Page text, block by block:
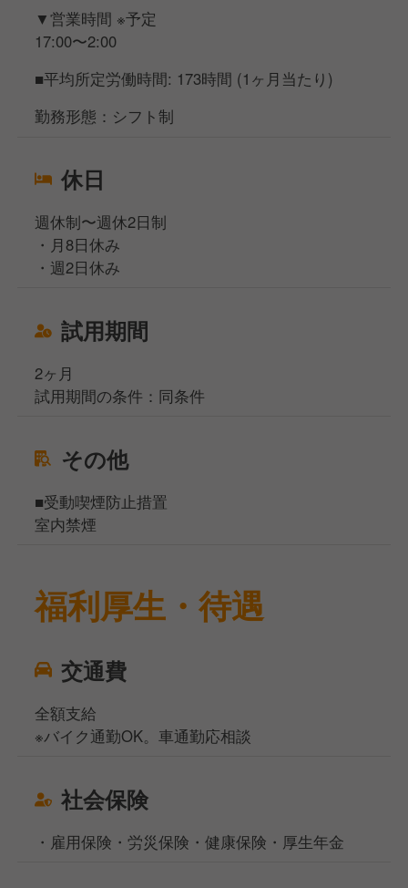
▼営業時間 ※予定
17:00〜2:00
■平均所定労働時間: 173時間 (1ヶ月当たり)
勤務形態：シフト制
休日
週休制〜週休2日制
・月8日休み
・週2日休み
試用期間
2ヶ月
試用期間の条件：同条件
その他
■受動喫煙防止措置
室内禁煙
福利厚生・待遇
交通費
全額支給
※バイク通勤OK。車通勤応相談
社会保険
・雇用保険・労災保険・健康保険・厚生年金